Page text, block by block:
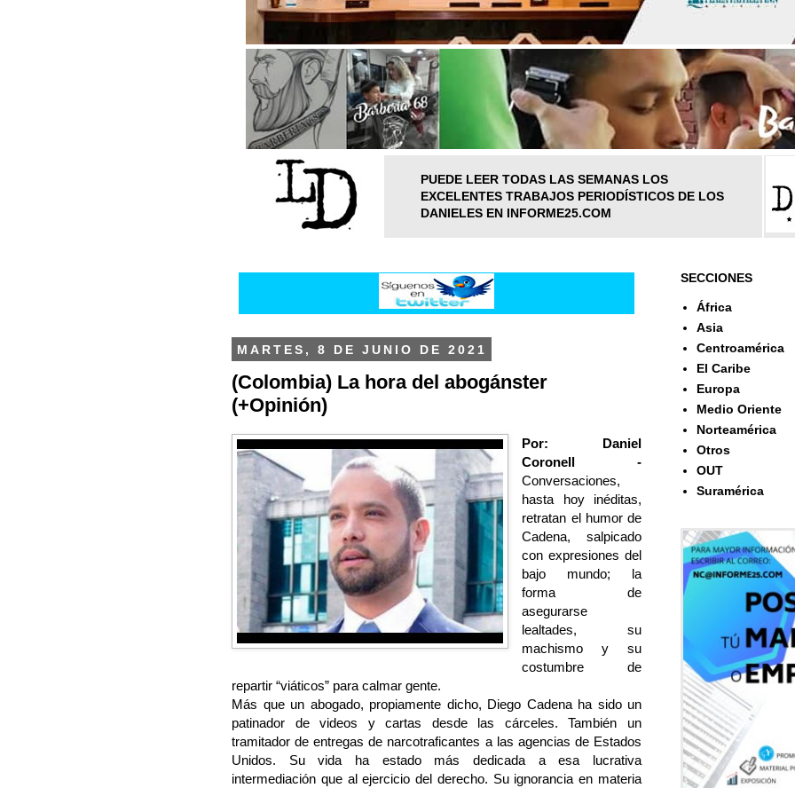
PUEDE LEER TODAS LAS SEMANAS LOS
EXCELENTES TRABAJOS PERIODÍSTICOS DE LOS
DANIELES EN INFORME25.COM
MARTES, 8 DE JUNIO DE 2021
(Colombia) La hora del abogánster
(+Opinión)
Por: Daniel
Coronell -
Conversaciones,
hasta hoy inéditas,
retratan el humor de
Cadena, salpicado
con expresiones del
bajo mundo; la
forma de
asegurarse
lealtades, su
machismo y su
costumbre de
repartir “viáticos” para calmar gente.
Más que un abogado, propiamente dicho, Diego Cadena ha sido un
patinador de videos y cartas desde las cárceles. También un
tramitador de entregas de narcotraficantes a las agencias de Estados
Unidos. Su vida ha estado más dedicada a esa lucrativa
intermediación que al ejercicio del derecho. Su ignorancia en materia
SECCIONES
África
Asia
Centroamérica
El Caribe
Europa
Medio Oriente
Norteamérica
Otros
OUT
Suramérica